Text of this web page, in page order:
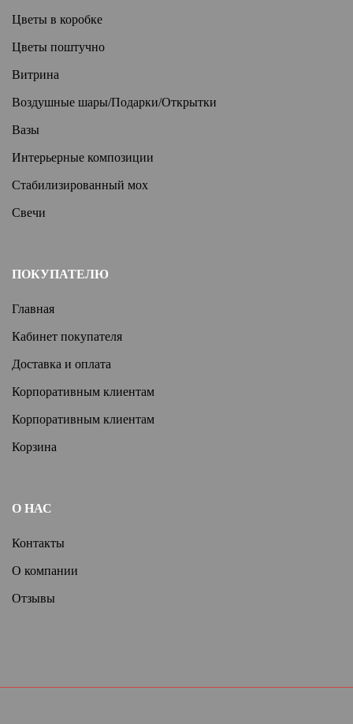
Цветы в коробке
Цветы поштучно
Витрина
Воздушные шары/Подарки/Открытки
Вазы
Интерьерные композиции
Стабилизированный мох
Свечи
ПОКУПАТЕЛЮ
Главная
Кабинет покупателя
Доставка и оплата
Корпоративным клиентам
Корпоративным клиентам
Корзина
О НАС
Контакты
О компании
Отзывы